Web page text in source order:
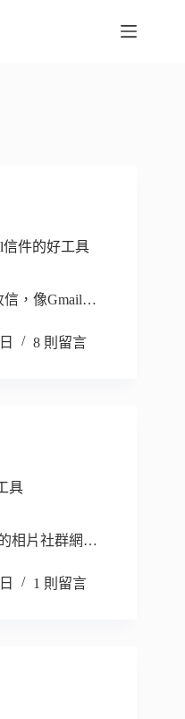
信件的好工具
信，像Gmail…
8 則留言
具
相片社群網…
1 則留言